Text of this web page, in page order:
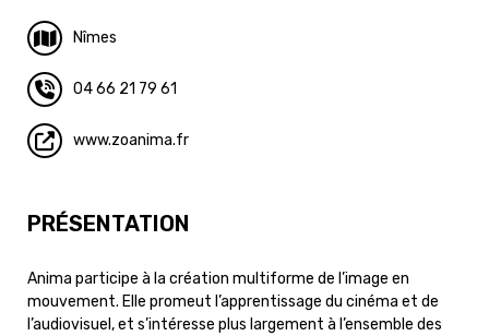
Nîmes
04 66 21 79 61
www.zoanima.fr
PRÉSENTATION
Anima participe à la création multiforme de l’image en
mouvement. Elle promeut l’apprentissage du cinéma et de
l’audiovisuel, et s’intéresse plus largement à l’ensemble des